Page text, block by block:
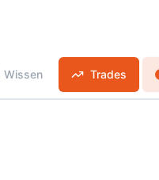
Wissen Trades